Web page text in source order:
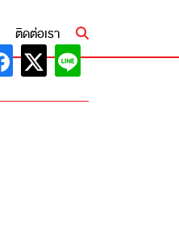
ติดต่อเรา